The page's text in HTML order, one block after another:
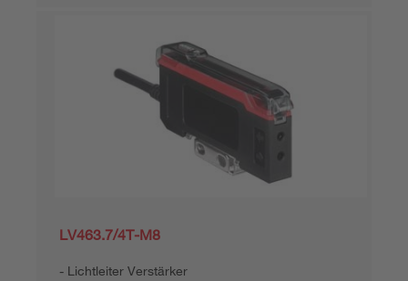
LV463.7/4T-M8
Lichtleiter Verstärker